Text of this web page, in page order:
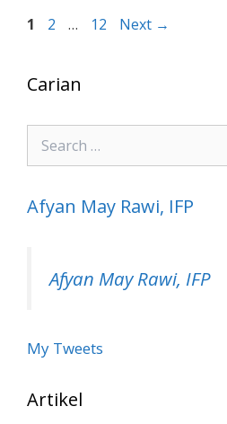
Page
1 Page
2 … Page
12 Next →
Carian
Search
for:
Afyan May Rawi, IFP
Afyan May Rawi, IFP
My Tweets
Artikel